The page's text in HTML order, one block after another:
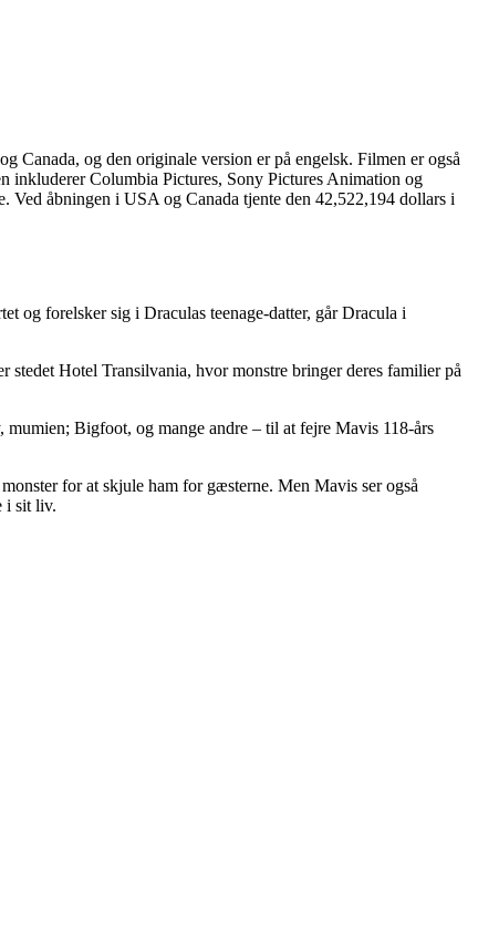
Canada, og den originale version er på engelsk. Filmen er også
inkluderer Columbia Pictures, Sony Pictures Animation og
åbningen i USA og Canada tjente den 42,522,194 dollars i
og forelsker sig i Draculas teenage-datter, går Dracula i
Hotel Transilvania, hvor monstre bringer deres familier på
Bigfoot, og mange andre – til at fejre Mavis 118-års
for at skjule ham for gæsterne. Men Mavis ser også
i sit liv.